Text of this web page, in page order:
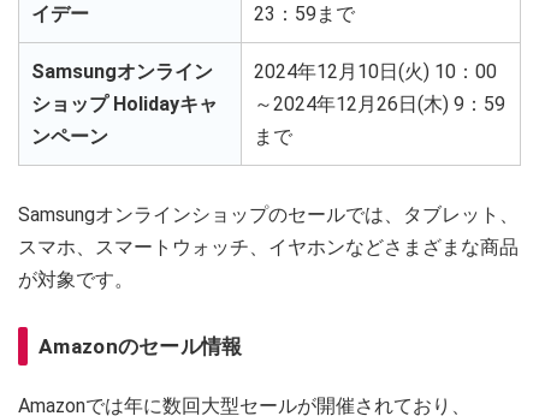
イデー
23：59まで
Samsungオンライン
ショップ Holidayキャ
ンペーン
2024年12月10日(火) 10：00
～2024年12月26日(木) 9：59
まで
Samsungオンラインショップのセールでは、タブレット、
スマホ、スマートウォッチ、イヤホンなどさまざまな商品
が対象です。
Amazonのセール情報
Amazonでは年に数回大型セールが開催されており、